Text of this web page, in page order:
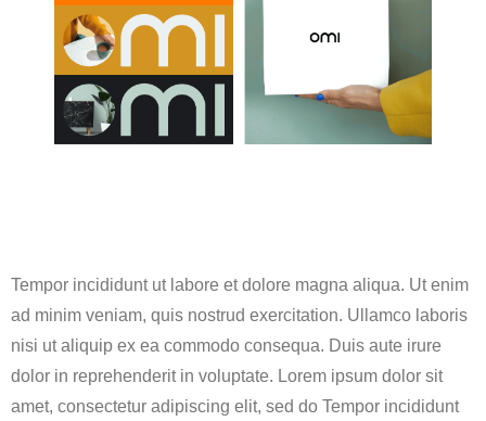
Tempor incididunt ut labore et dolore magna aliqua. Ut enim
ad minim veniam, quis nostrud exercitation. Ullamco laboris
nisi ut aliquip ex ea commodo consequa. Duis aute irure
dolor in reprehenderit in voluptate. Lorem ipsum dolor sit
amet, consectetur adipiscing elit, sed do Tempor incididunt